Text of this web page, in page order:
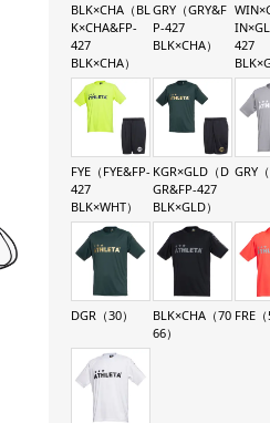
BLK×CHA（BL
K×CHA&FP-
427
BLK×CHA）
GRY（GRY&F
P-427
BLK×CHA）
427
FYE（FYE&FP-
427
BLK×WHT）
KGR×GLD（D
GR&FP-427
BLK×GLD）
GRY
DGR（30）
BLK×CHA（70
66）
FRE